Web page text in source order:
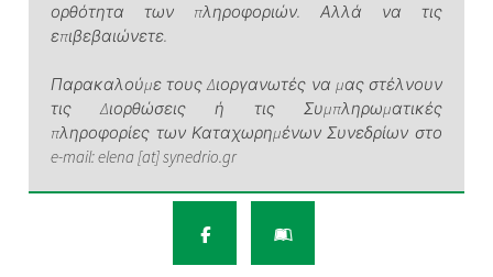
ορθότητα των πληροφοριών. Αλλά να τις
επιβεβαιώνετε.
Παρακαλούμε τους Διοργανωτές να μας στέλνουν
τις Διορθώσεις ή τις Συμπληρωματικές
πληροφορίες των Καταχωρημένων Συνεδρίων στο
e-mail: elena [at] synedrio.gr